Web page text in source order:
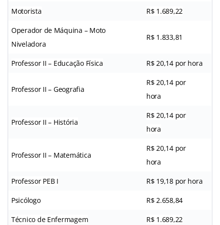
Motorista R$ 1.689,22
Operador de Máquina – Moto
Niveladora
R$ 1.833,81
Professor II – Educação Física R$ 20,14 por hora
Professor II – Geografia
R$ 20,14 por
hora
Professor II – História
R$ 20,14 por
hora
Professor II – Matemática
R$ 20,14 por
hora
Professor PEB I R$ 19,18 por hora
Psicólogo R$ 2.658,84
Técnico de Enfermagem R$ 1.689,22